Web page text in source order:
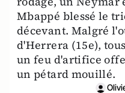
Mbappé blessé le
décevant. Malgré
d'Herrera (15e),
un feu d'artifice
un pétard mouillé.